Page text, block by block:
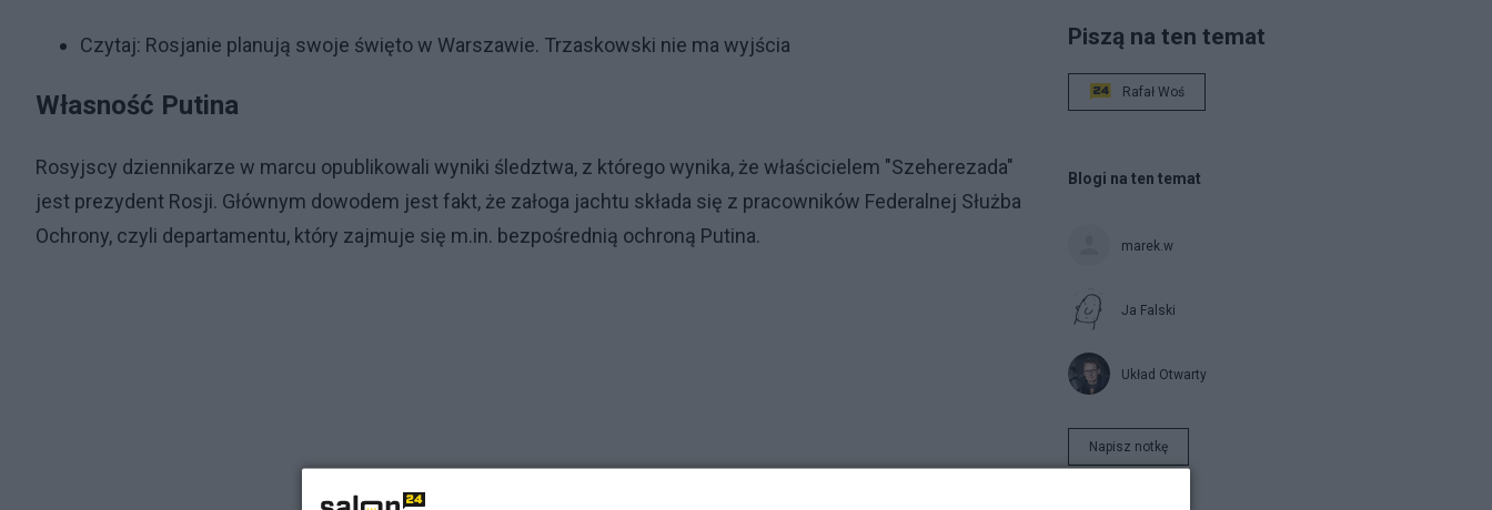
Czytaj: Rosjanie planują swoje święto w Warszawie. Trzaskowski nie ma wyjścia
Własność Putina
Rosyjscy dziennikarze w marcu opublikowali wyniki śledztwa, z którego wynika, że właścicielem "Szeherezada"
jest prezydent Rosji. Głównym dowodem jest fakt, że załoga jachtu składa się z pracowników Federalnej Służba
Ochrony, czyli departamentu, który zajmuje się m.in. bezpośrednią ochroną Putina.
Piszą na ten temat
Rafał Woś
Blogi na ten temat
marek.w
Ja Falski
Układ Otwarty
Napisz notkę